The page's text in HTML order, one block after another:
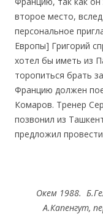
второе место,
персональное
Европы] Григорий
хотел бы иметь из
торопиться брать
Францию должен
Комаров. Тренер
позвонил из
предложил
Окем 1988.
А.Капенгут,